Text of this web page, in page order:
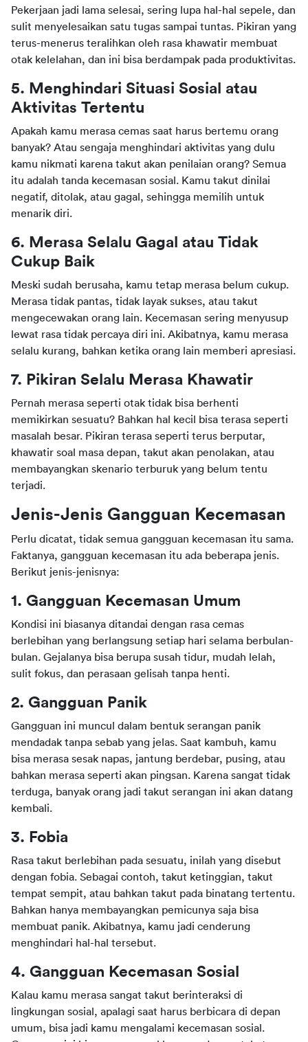
Pekerjaan jadi lama selesai, sering lupa hal-hal sepele, dan
sulit menyelesaikan satu tugas sampai tuntas. Pikiran yang
terus-menerus teralihkan oleh rasa khawatir membuat
otak kelelahan, dan ini bisa berdampak pada produktivitas.
5. Menghindari Situasi Sosial atau
Aktivitas Tertentu
Apakah kamu merasa cemas saat harus bertemu orang
banyak? Atau sengaja menghindari aktivitas yang dulu
kamu nikmati karena takut akan penilaian orang? Semua
itu adalah tanda kecemasan sosial. Kamu takut dinilai
negatif, ditolak, atau gagal, sehingga memilih untuk
menarik diri.
6. Merasa Selalu Gagal atau Tidak
Cukup Baik
Meski sudah berusaha, kamu tetap merasa belum cukup.
Merasa tidak pantas, tidak layak sukses, atau takut
mengecewakan orang lain. Kecemasan sering menyusup
lewat rasa tidak percaya diri ini. Akibatnya, kamu merasa
selalu kurang, bahkan ketika orang lain memberi apresiasi.
7. Pikiran Selalu Merasa Khawatir
Pernah merasa seperti otak tidak bisa berhenti
memikirkan sesuatu? Bahkan hal kecil bisa terasa seperti
masalah besar. Pikiran terasa seperti terus berputar,
khawatir soal masa depan, takut akan penolakan, atau
membayangkan skenario terburuk yang belum tentu
terjadi.
Jenis-Jenis Gangguan Kecemasan
Perlu dicatat, tidak semua gangguan kecemasan itu sama.
Faktanya, gangguan kecemasan itu ada beberapa jenis.
Berikut jenis-jenisnya:
1. Gangguan Kecemasan Umum
Kondisi ini biasanya ditandai dengan rasa cemas
berlebihan yang berlangsung setiap hari selama berbulan-
bulan. Gejalanya bisa berupa susah tidur, mudah lelah,
sulit fokus, dan perasaan gelisah tanpa henti.
2. Gangguan Panik
Gangguan ini muncul dalam bentuk serangan panik
mendadak tanpa sebab yang jelas. Saat kambuh, kamu
bisa merasa sesak napas, jantung berdebar, pusing, atau
bahkan merasa seperti akan pingsan. Karena sangat tidak
terduga, banyak orang jadi takut serangan ini akan datang
kembali.
3. Fobia
Rasa takut berlebihan pada sesuatu, inilah yang disebut
dengan fobia. Sebagai contoh, takut ketinggian, takut
tempat sempit, atau bahkan takut pada binatang tertentu.
Bahkan hanya membayangkan pemicunya saja bisa
membuat panik. Akibatnya, kamu jadi cenderung
menghindari hal-hal tersebut.
4. Gangguan Kecemasan Sosial
Kalau kamu merasa sangat takut berinteraksi di
lingkungan sosial, apalagi saat harus berbicara di depan
umum, bisa jadi kamu mengalami kecemasan sosial.